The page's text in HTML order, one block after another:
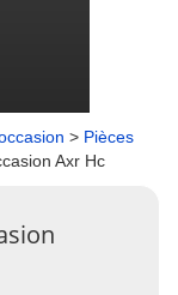
> Pièces
Axr Hc